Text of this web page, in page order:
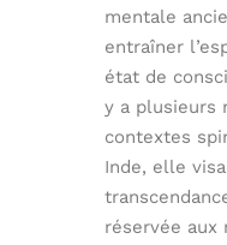
mentale
entraîner
état de
y a plusieurs
contextes
Inde, elle
réservée aux